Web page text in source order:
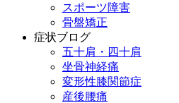
スポーツ障害
骨盤矯正
症状ブログ
五十肩・四十肩
坐骨神経痛
変形性膝関節症
産後腰痛